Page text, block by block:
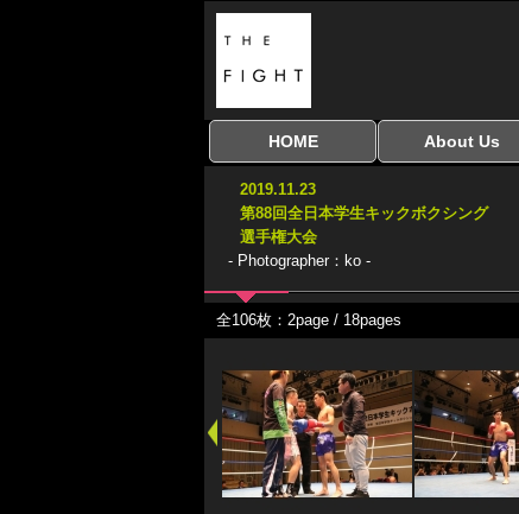
HOME
全興行を表示
ナイスミドル
アマチュアキック
協議会
全日本学生キック
建武館キッズ大会
Bigbang
おやじファイト
About Us
2019.11.23
第88回全日本学生キックボクシング
選手権大会
- Photographer：ko -
全106枚：2page / 18pages